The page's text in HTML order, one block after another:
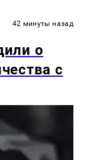
42 минуты назад
о
с